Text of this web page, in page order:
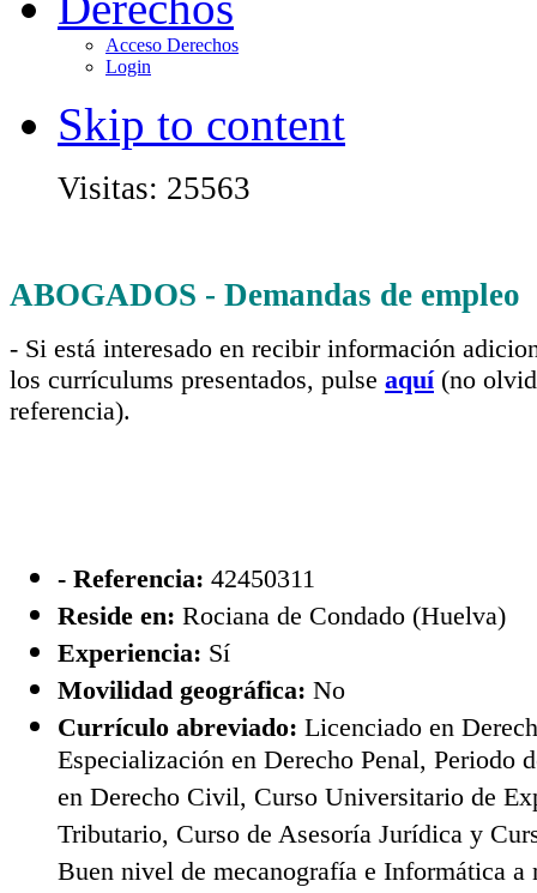
Acceso Derechos
Login
Skip to content
Visitas: 25563
ABOGADOS - Demandas de empleo
- Si está interesado en recibir información
los currículums presentados, pulse aquí (no
referencia).
- Referencia: 42450311
Reside en: Rociana de Condado (Huelva)
Experiencia: Sí
Movilidad geográfica: No
Currículo abreviado: Licenciado en
Especialización en Derecho Penal, Periodo
en Derecho Civil, Curso Universitario de
Tributario, Curso de Asesoría Jurídica y
Buen nivel de mecanografía e Informática a